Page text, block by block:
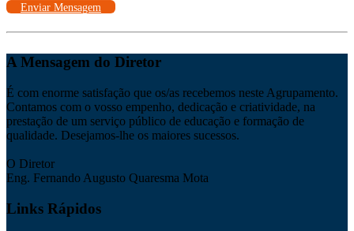
Enviar Mensagem
A Mensagem do Diretor
É com enorme satisfação que os/as recebemos neste Agrupamento.
Contamos com o vosso empenho, dedicação e criatividade, na
prestação de um serviço público de educação e formação de
qualidade. Desejamos-lhe os maiores sucessos.
O Diretor
Eng. Fernando Augusto Quaresma Mota
Links Rápidos